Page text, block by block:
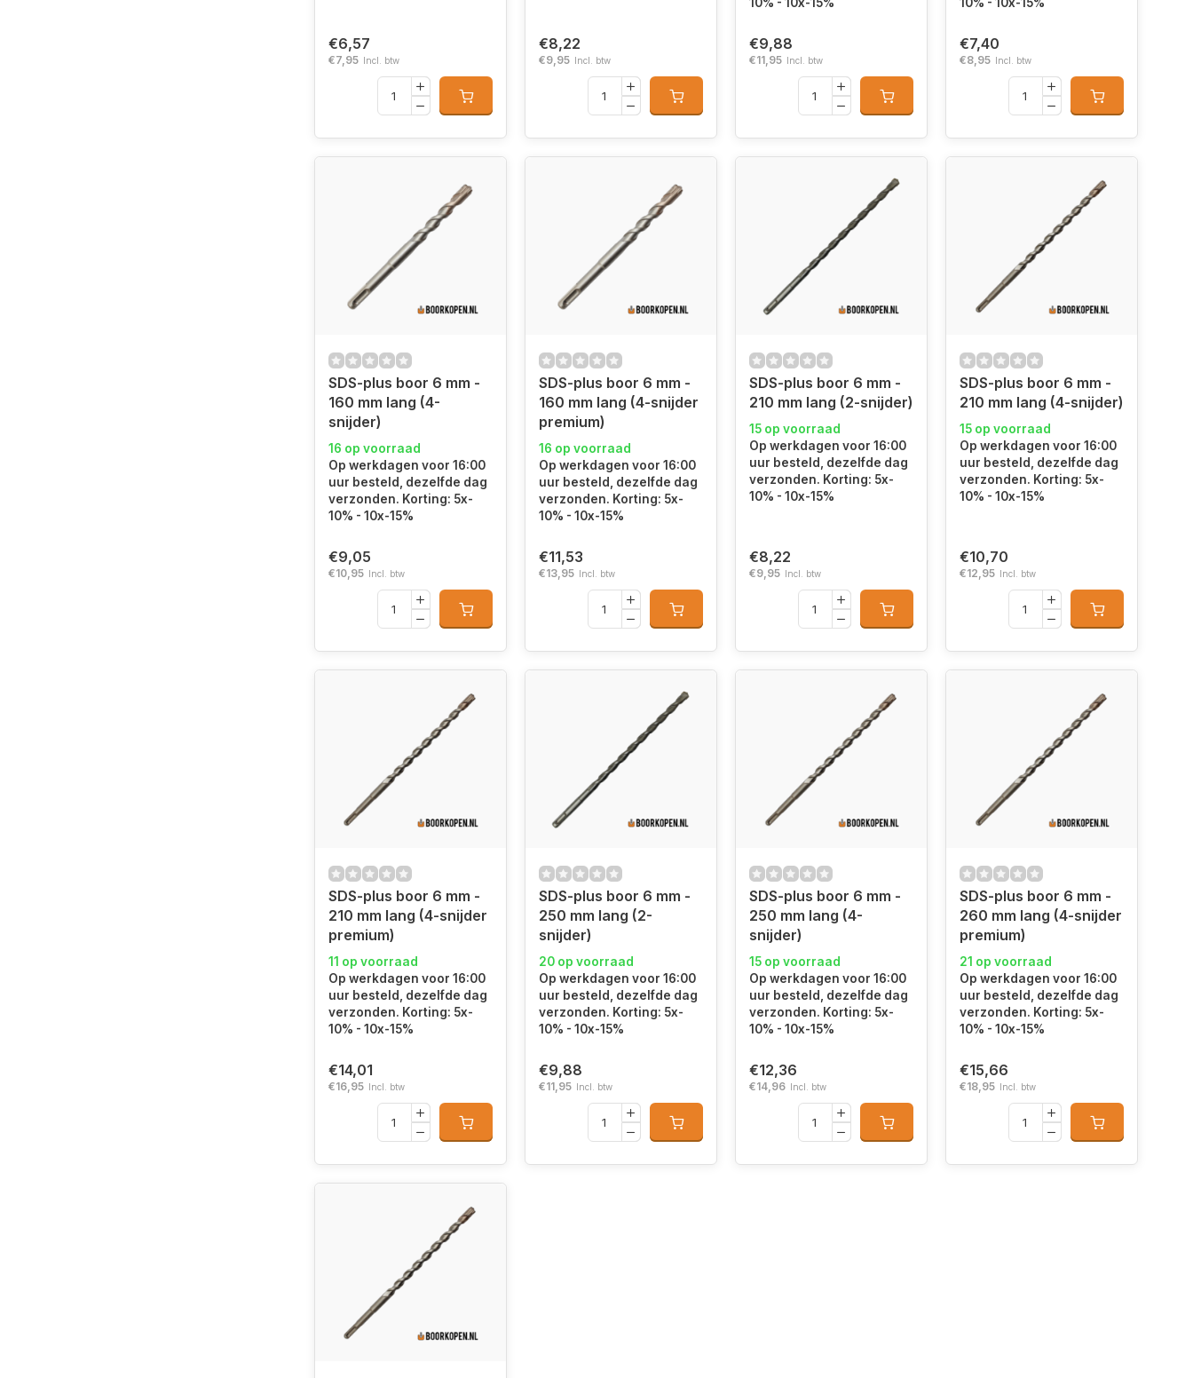
€6,57
€7,95 Incl. btw
€8,22
€9,95 Incl. btw
€9,88
€11,95 Incl. btw
€7,40
€8,95 Incl. btw
SDS-plus boor 6 mm -
160 mm lang (4-
snijder)
16 op voorraad
Op werkdagen voor 16:00
uur besteld, dezelfde dag
verzonden. Korting: 5x-
10% - 10x-15%
€9,05
€10,95 Incl. btw
SDS-plus boor 6 mm -
160 mm lang (4-snijder
premium)
16 op voorraad
Op werkdagen voor 16:00
uur besteld, dezelfde dag
verzonden. Korting: 5x-
10% - 10x-15%
€11,53
€13,95 Incl. btw
SDS-plus boor 6 mm -
210 mm lang (2-snijder)
15 op voorraad
Op werkdagen voor 16:00
uur besteld, dezelfde dag
verzonden. Korting: 5x-
10% - 10x-15%
€8,22
€9,95 Incl. btw
SDS-plus boor 6 mm -
210 mm lang (4-snijder)
15 op voorraad
Op werkdagen voor 16:00
uur besteld, dezelfde dag
verzonden. Korting: 5x-
10% - 10x-15%
€10,70
€12,95 Incl. btw
SDS-plus boor 6 mm -
210 mm lang (4-snijder
premium)
11 op voorraad
Op werkdagen voor 16:00
uur besteld, dezelfde dag
verzonden. Korting: 5x-
10% - 10x-15%
€14,01
€16,95 Incl. btw
SDS-plus boor 6 mm -
250 mm lang (2-
snijder)
20 op voorraad
Op werkdagen voor 16:00
uur besteld, dezelfde dag
verzonden. Korting: 5x-
10% - 10x-15%
€9,88
€11,95 Incl. btw
SDS-plus boor 6 mm -
250 mm lang (4-
snijder)
15 op voorraad
Op werkdagen voor 16:00
uur besteld, dezelfde dag
verzonden. Korting: 5x-
10% - 10x-15%
€12,36
€14,96 Incl. btw
SDS-plus boor 6 mm -
260 mm lang (4-snijder
premium)
21 op voorraad
Op werkdagen voor 16:00
uur besteld, dezelfde dag
verzonden. Korting: 5x-
10% - 10x-15%
€15,66
€18,95 Incl. btw